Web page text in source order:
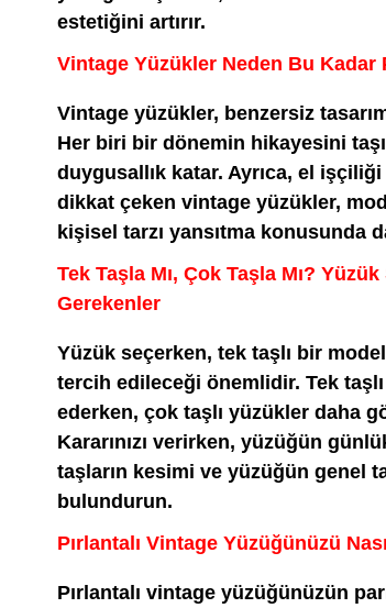
estetiğini artırır.
Vintage Yüzükler Neden Bu Kadar
Vintage yüzükler, benzersiz
Her biri bir dönemin hikayesini
duygusallık katar. Ayrıca, el
dikkat çeken vintage yüzükler,
kişisel tarzı yansıtma konusunda
Tek Taşla Mı, Çok Taşla Mı?
Gerekenler
Yüzük seçerken, tek taşlı bir
tercih edileceği önemlidir. Tek
ederken, çok taşlı yüzükler daha
Kararınızı verirken, yüzüğün
taşların kesimi ve yüzüğün genel
bulundurun.
Pırlantalı Vintage Yüzüğünüzü
Pırlantalı vintage yüzüğünüzün